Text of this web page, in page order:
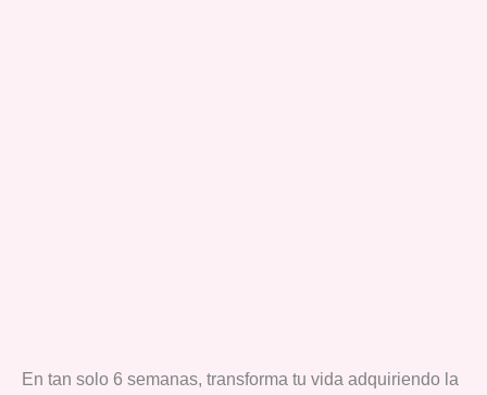
En tan solo 6 semanas, transforma tu vida adquiriendo la